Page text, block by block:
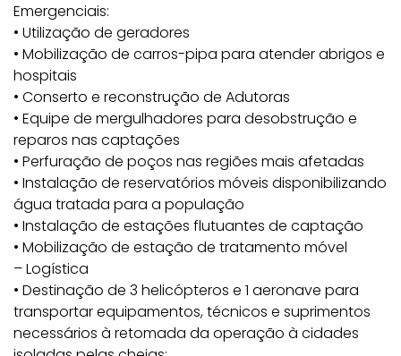
Emergenciais:
• Utilização de geradores
• Mobilização de carros-pipa para atender abrigos e
hospitais
• Conserto e reconstrução de Adutoras
• Equipe de mergulhadores para desobstrução e
reparos nas captações
• Perfuração de poços nas regiões mais afetadas
• Instalação de reservatórios móveis disponibilizando
água tratada para a população
• Instalação de estações flutuantes de captação
• Mobilização de estação de tratamento móvel
– Logística
• Destinação de 3 helicópteros e 1 aeronave para
transportar equipamentos, técnicos e suprimentos
necessários à retomada da operação à cidades